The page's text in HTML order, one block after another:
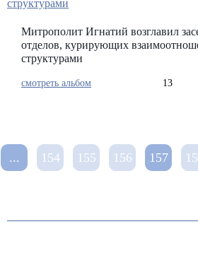
Митрополит Игнатий возглавил
отделов, курирующих
структурами
смотреть альбом 13
... 154 155 156 157